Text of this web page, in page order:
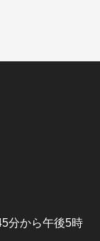
分から午後5時